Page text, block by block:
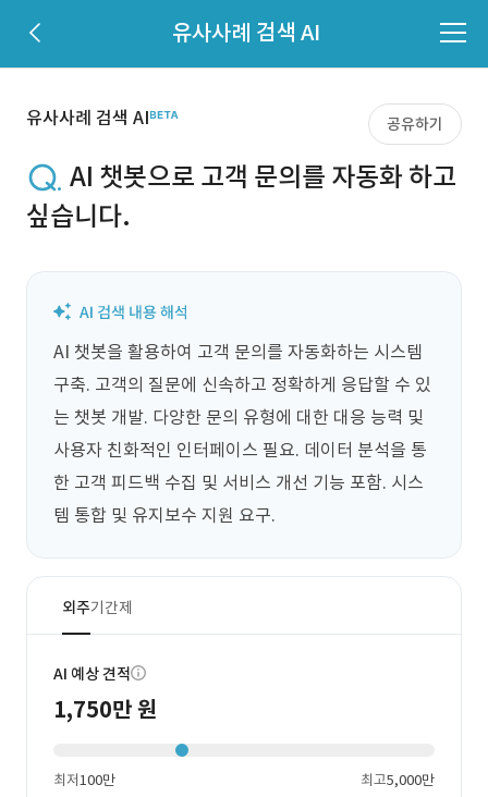
유사사례 검색 AI
유사사례 검색 AI 공유하기
AI 챗봇으로 고객 문의를 자동화 하고
싶습니다.
AI 챗봇을 활용하여 고객 문의를 자동화하는 시스템
구축. 고객의 질문에 신속하고 정확하게 응답할 수 있
는 챗봇 개발. 다양한 문의 유형에 대한 대응 능력 및
사용자 친화적인 인터페이스 필요. 데이터 분석을 통
한 고객 피드백 수집 및 서비스 개선 기능 포함. 시스
템 통합 및 유지보수 지원 요구.
외주기간제
AI 예상 견적
1,750만 원
최저100만 최고5,000만